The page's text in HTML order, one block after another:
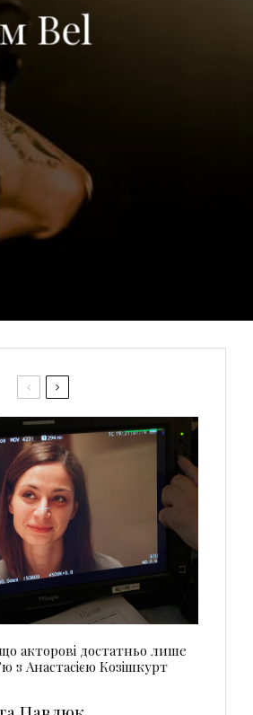
Bel
акторові достатньо лише
з Анастасією Козішкурт